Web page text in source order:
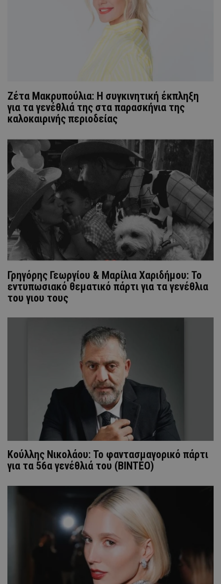
Ζέτα Μακρυπούλια: Η συγκινητική έκπληξη
για τα γενέθλιά της στα παρασκήνια της
καλοκαιρινής περιοδείας
Γρηγόρης Γεωργίου & Μαρίλια Χαριδήμου: Το
εντυπωσιακό θεματικό πάρτι για τα γενέθλια
του γιου τους
Κούλλης Νικολάου: Το φαντασμαγορικό πάρτι
για τα 56α γενέθλιά του (ΒΙΝΤΕΟ)